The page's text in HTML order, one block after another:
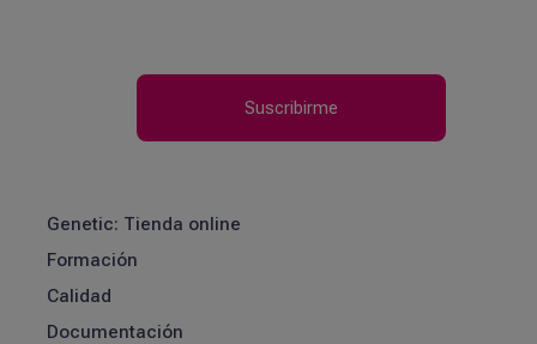
Genetic: Tienda online
Formación
Calidad
Documentación